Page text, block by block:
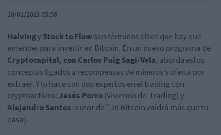
18/01/2023 05:58
HalvingyStock to Flowson términos clave que hay que
entender para invertir en Bitcóin. En un nuevo programa de
Cryptocapital, con Carlos Puig Sagi-Vela, aborda estos
conceptos ligados a recompensas de mineros y oferta por
extraer. Y lo hace con dos expertos en el trading con
cryptoactivos: Jesús Porro(Viviendo del Trading) y
Alejandro Santos (autor de "Un Bitcoin valdrá más que tu
casa).